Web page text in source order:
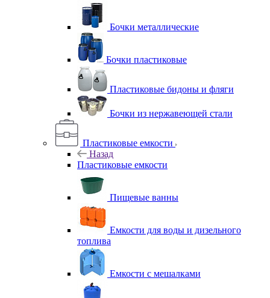
Бочки металлические
Бочки пластиковые
Пластиковые бидоны и фляги
Бочки из нержавеющей стали
Пластиковые емкости
Назад
Пластиковые емкости
Пищевые ванны
Емкости для воды и дизельного
топлива
Емкости с мешалками